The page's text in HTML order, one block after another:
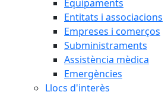
Equipaments
Entitats i associacions
Empreses i comerços
Subministraments
Assistència mèdica
Emergències
Llocs d'interès